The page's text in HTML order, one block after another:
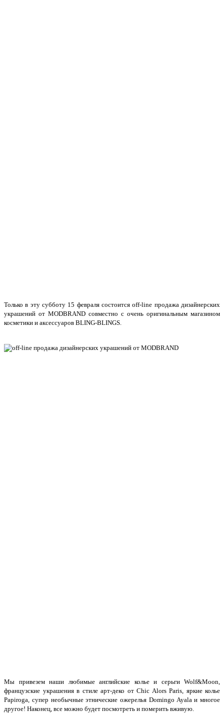
Только в эту субботу 15 февраля состоится off-line продажа дизайнерских
украшений от MODBRAND совместно с очень оригинальным магазином
косметики и аксессуаров BLING-BLINGS.
Мы привезем наши любимые английские колье и серьги Wolf&Moon,
французские украшения в стиле арт-деко от Chic Alors Paris, яркие колье
Papiroga, супер необычные этнические ожерелья Domingo Ayala и многое
другое! Наконец, все можно будет посмотреть и померить вживую.